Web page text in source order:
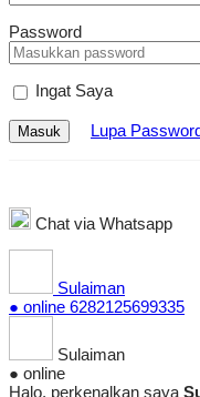
Password
Ingat Saya
Masuk Lupa
Chat via Whatsapp
Sulaiman
● online 6282125699335
Sulaiman
● online
Halo, perkenalkan saya